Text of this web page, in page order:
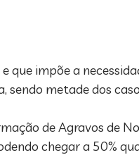
que impõe a
sendo metade dos
de Agravos de
chegar a 50%